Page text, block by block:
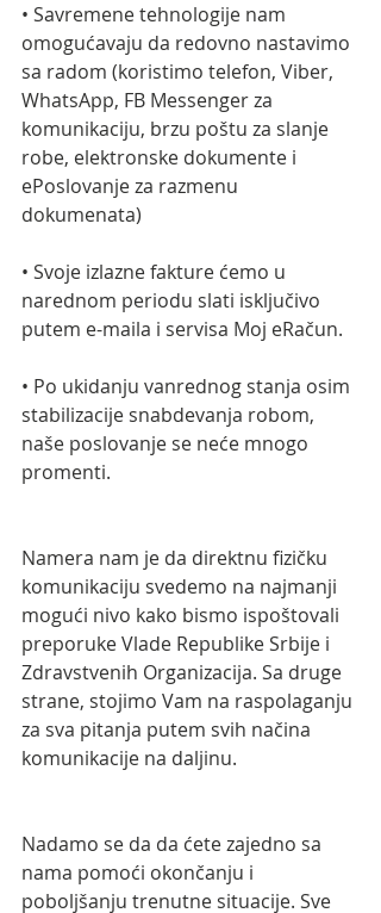
• Savremene tehnologije nam
omogućavaju da redovno nastavimo
sa radom (koristimo telefon, Viber,
WhatsApp, FB Messenger za
komunikaciju, brzu poštu za slanje
robe, elektronske dokumente i
ePoslovanje za razmenu
dokumenata)
• Svoje izlazne fakture ćemo u
narednom periodu slati isključivo
putem e-maila i servisa Moj eRačun.
• Po ukidanju vanrednog stanja osim
stabilizacije snabdevanja robom,
naše poslovanje se neće mnogo
promenti.
Namera nam je da direktnu fizičku
komunikaciju svedemo na najmanji
mogući nivo kako bismo ispoštovali
preporuke Vlade Republike Srbije i
Zdravstvenih Organizacija. Sa druge
strane, stojimo Vam na raspolaganju
za sva pitanja putem svih načina
komunikacije na daljinu.
Nadamo se da da ćete zajedno sa
nama pomoći okončanju i
poboljšanju trenutne situacije. Sve